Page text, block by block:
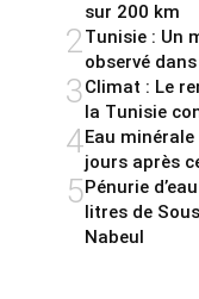
sur 200 km
2Tunisie : Un
observé
3Climat : Le
la Tunisie
4Eau
jours après
5Pénurie
litres de
Nabeul